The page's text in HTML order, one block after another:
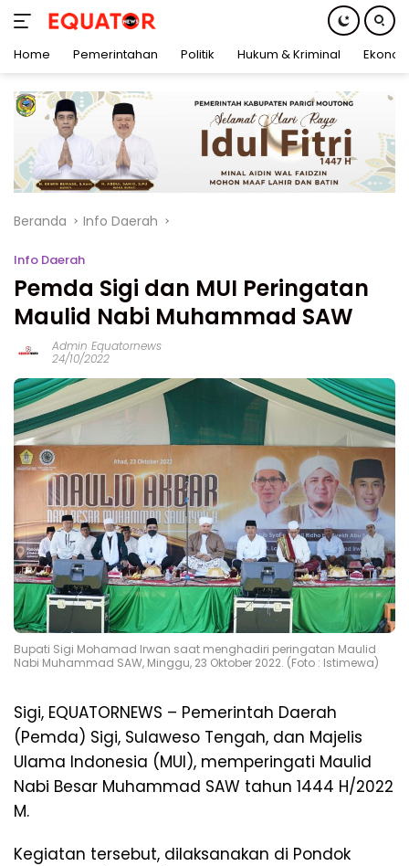
konten
Home Pemerintahan Politik Hukum & Kriminal
Beranda Info Daerah
Info Daerah
Pemda Sigi dan MUI Peringatan
Maulid Nabi Muhammad SAW
Admin Equatornews
24/10/2022
Bupati Sigi Mohamad Irwan saat menghadiri peringatan Maulid
Nabi Muhammad SAW, Minggu, 23 Oktober 2022. (Foto : Istimewa)
Sigi, EQUATORNEWS – Pemerintah Daerah
(Pemda) Sigi, Sulaweso Tengah, dan Majelis
Ulama Indonesia (MUI), memperingati Maulid
Nabi Besar Muhammad SAW tahun 1444 H/2022
M.
Kegiatan tersebut, dilaksanakan di Pondok